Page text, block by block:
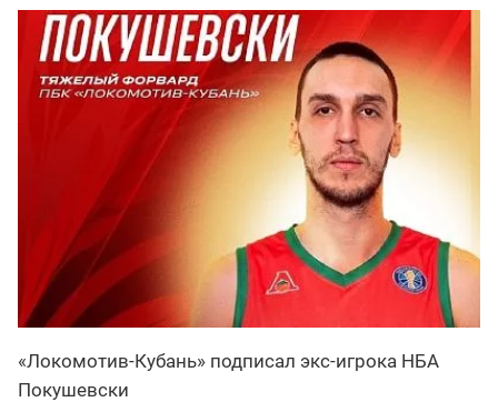
«Локомотив-Кубань» подписал экс-игрока НБА
Покушевски